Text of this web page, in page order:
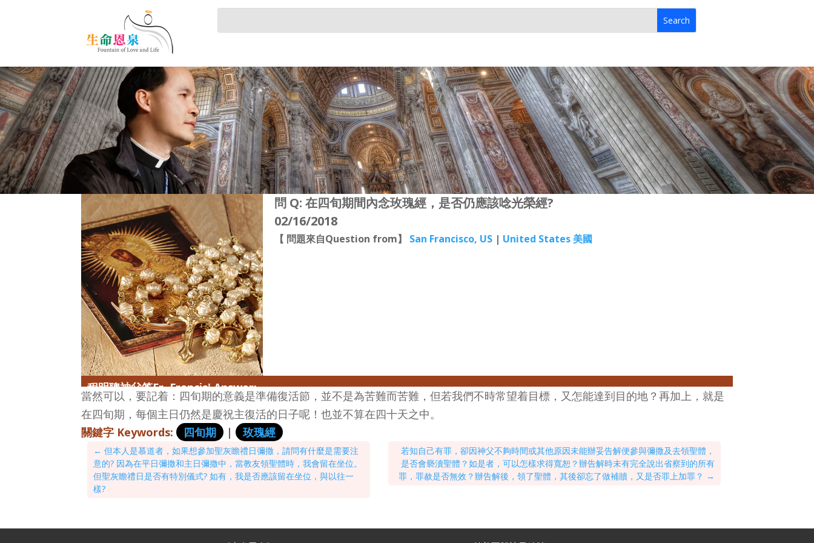
問 Q: 在四旬期間內念玫瑰經，是否仍應該唸光榮經?
02/16/2018
【 問題來自Question from】 San Francisco, US | United States 美國
程明聰神父答Fr. Francis' Answer:
當然可以，要記着：四旬期的意義是準備復活節，並不是為苦難而苦難，但若我們不時常望着目標，又怎能達到目的地？再加上，就是
在四旬期，每個主日仍然是慶祝主復活的日子呢！也並不算在四十天之中。
關鍵字 Keywords: 四旬期 | 玫瑰經
←但本人是慕道者，如果想參加聖灰瞻禮日彌撒，請問有什麼是需要注
意的? 因為在平日彌撒和主日彌撒中，當教友領聖體時，我會留在坐位。
但聖灰瞻禮日是否有特別儀式? 如有，我是否應該留在坐位，與以往一
樣?
若知自己有罪，卻因神父不夠時間或其他原因未能辦妥告解便參與彌撒及去領聖體，
是否會褻瀆聖體？如是者，可以怎樣求得寬恕？辦告解時未有完全說出省察到的所有
罪，罪赦是否無效？辦告解後，領了聖體，其後卻忘了做補贖，又是否罪上加罪？ →